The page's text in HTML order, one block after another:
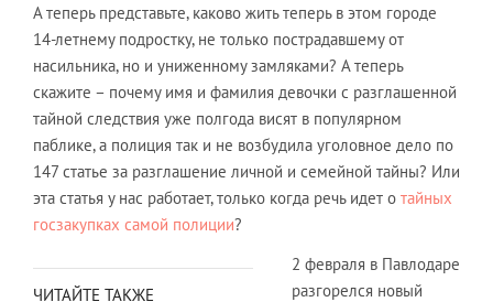
А теперь представьте, каково жить теперь в этом городе
14-летнему подростку, не только пострадавшему от
насильника, но и униженному замляками? А теперь
скажите – почему имя и фамилия девочки с разглашенной
тайной следствия уже полгода висят в популярном
паблике, а полиция так и не возбудила уголовное дело по
147 статье за разглашение личной и семейной тайны? Или
эта статья у нас работает, только когда речь идет о тайных
госзакупках самой полиции?
ЧИТАЙТЕ ТАКЖЕ
2 февраля в Павлодаре
разгорелся новый